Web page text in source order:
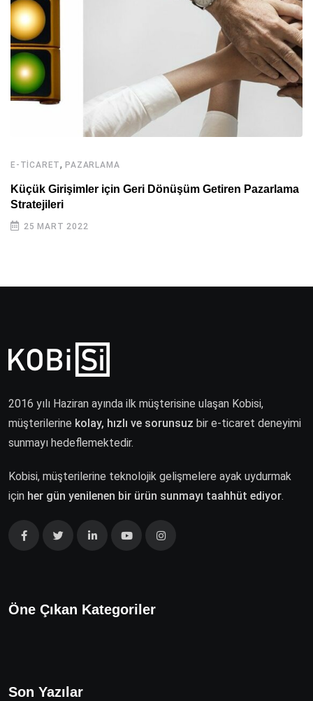
E-TICARET,PAZARLAMA
Küçük Girişimler için Geri Dönüşüm Getiren Pazarlama
Stratejileri
25 MART 2022
2016 yılı Haziran ayında ilk müşterisine ulaşan Kobisi,
müşterilerine kolay, hızlı ve sorunsuz bir e-ticaret deneyimi
sunmayı hedeflemektedir.
Kobisi, müşterilerine teknolojik gelişmelere ayak uydurmak
için her gün yenilenen bir ürün sunmayı taahhüt ediyor.
Öne Çıkan Kategoriler
Son Yazılar